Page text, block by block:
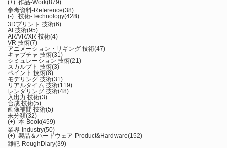
(+) 作品-Work(879)
参考資料-Reference(38)
(-)
技術-Technology(428)
3Dプリント 技術(6)
AI 技術(95)
AR/VR/XR 技術(4)
VR 技術(7)
アニメーション・リギング 技術(47)
キャプチャ 技術(31)
シミュレーション 技術(21)
スカルプト 技術(3)
ペイント 技術(8)
モデリング 技術(31)
リアルタイム 技術(119)
レンダリング 技術(48)
入出力 技術(3)
合成 技術(5)
画像補間 技術(5)
未分類(32)
(+) 本-Book(459)
業界-Industry(50)
(+) 製品＆ハードウェア-Product&Hardware(152)
雑記-RoughDiary(39)